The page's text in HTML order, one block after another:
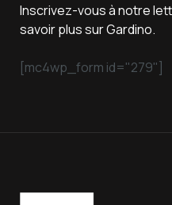
Inscrivez-vous à notre
savoir plus sur Gardino.
[mc4wp_form id="279"]